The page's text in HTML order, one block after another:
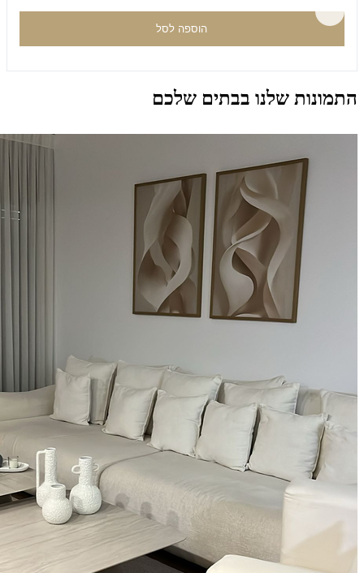
הוספה לסל
התמונות שלנו בבתים שלכם